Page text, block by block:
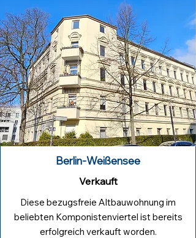
Berlin-Weißensee
Verkauft
Diese bezugsfreie Altbauwohnung im
beliebten Komponistenviertel ist bereits
erfolgreich verkauft worden.